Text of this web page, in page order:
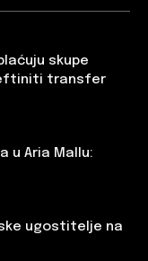
skupe
transfer
u Aria Mallu:
ugostitelje na